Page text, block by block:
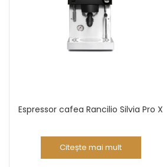
Espressor cafea Rancilio Silvia Pro X
Citește mai mult